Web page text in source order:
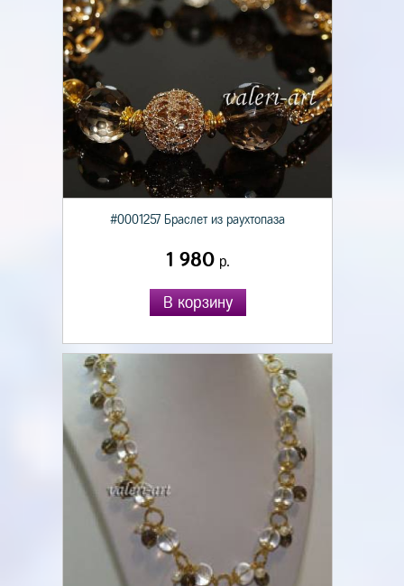
#0001257 Браслет из раухтопаза
1 980р.
В корзину